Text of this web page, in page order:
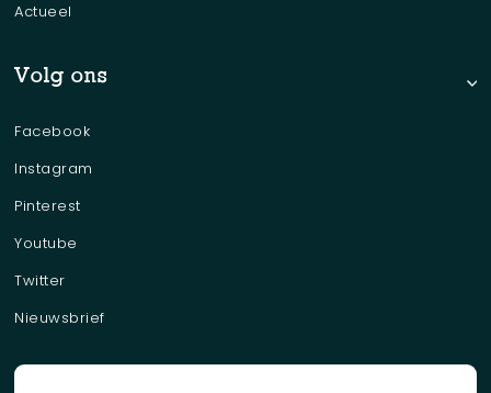
Actueel
Volg ons
Facebook
Instagram
Pinterest
Youtube
Twitter
Nieuwsbrief